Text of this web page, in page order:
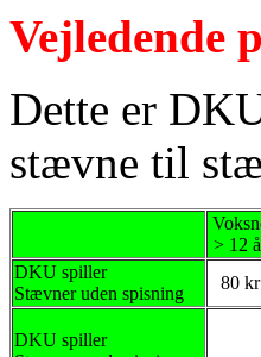
Vejledende
Dette er
stævne til
> 12
DKU spiller
Stævner uden spisning
80 kr
DKU spiller